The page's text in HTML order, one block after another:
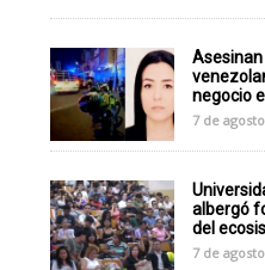
negocio
7 de
albergó
del
7 de